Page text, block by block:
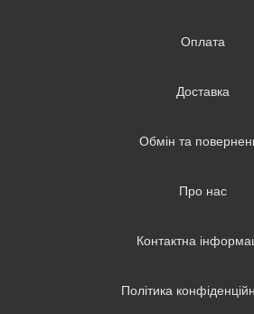
Оплата
Доставка
Обмін та
Про нас
Контактна
Політика